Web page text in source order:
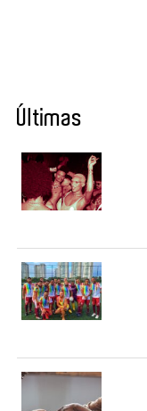
Últimas